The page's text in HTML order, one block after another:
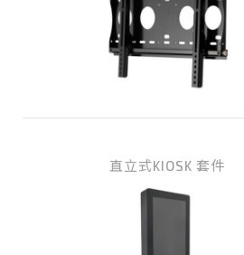
直立式KIOSK 套件